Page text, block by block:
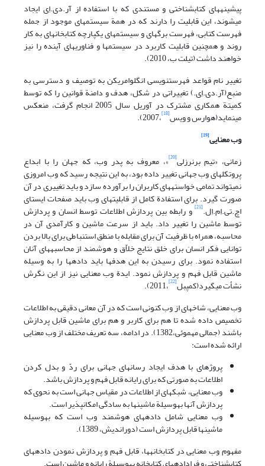
پیشینه‎های کتابشناختی و مستندی که با استفاده از آر.دی.اِی ایجاد
می‎شوند، این قابلیت را دارند که در همة سیستمهای موجود از جمله
فهرست کتابی، فهرست برگه‎ای و سیستمهای یکپارچه کتابخانه‎ای به کار
روند و همچنین قابلیت کاربرد در سیستمها و فناوریهای آینده را نیز
خواهند داشت (تیلت ب، 2010).
تغییر نام قواعد فهرست‎نویسی انگلوامریکن به توصیف و دسترسی به
منبع(آر.دی.اِی.) تغییراتی در شکل، هدف و دامنة قوانین را که توسط
کمیتة همکاری مشترک در آوریل سال 2005 انجام گرفت، منعکس
می‎نماید(هوارس و ویس [18]
،2007).
وب معنایی[19]
زمانی، «تیم برنرزلی[20] »، معروف به پدر وب، که جهان را با ابداع
پروتکلهای وب جهانی تغییر داده بود، به این نتیجه رسید که وب امروزی
نمی‎تواند تمامی خواسته‎های کاربران را برآورده سازد و باید تغییری در آن
صورت گیرد. برای استفادة کامل از قابلیتهای وب باید صفحات ایستای
اچ.تی.اِم.اِل.[21] و رابطه بین پردازش اطلاعات توسط انسان و پردازش
توسط ماشین را تغییر داد. باید از سرعت ماشین و کارآمدی آن در
محاسبه، همراه با ظرفیت آن برای مقابله با منطق استنباطی برای بالا بردن
توانایی فکر انسان برای خلق نتایج خلاّق و هوشمند از محاسبه‎های آنان
استفاده نمود. برای رسیدن به این هدفها باید داده‎ها را به وسیله
ماشین قابل فهم و پردازش نمود. ایدة وب معنایی نیز از این نگرش
نشأت می‎گیرد(کمپبل [22]
،2011).
وب معنایی، شاخه‎ای از وب کنونی است که در آن معانی دقیقی به اطلاعات
تخصیص داده شده تا هم برای کاربر و هم برای ماشین قابل پردازش
باشند (جمالی مهموئی،1382). در ادامه، سه تعریف مختلف از وب معنایی
ارائه شده است:
پروژه‎ای با هدف ایجاد رسانه‎ای جهانی برای ردّ و بدل کردن
اطلاعات به صورتی که برای رایانه قابل فهم و پردازش باشد.
وب معنایی، شبکه‎ای از اطلاعات در مقیاس جهانی است به نحوی که
پردازش آنها به‎وسیلة ماشینها به سادگی امکان‎‎پذیر است.
وب معنایی شامل داده‎های هوشمند وب است که به‎‎وسیله
ماشینها قابل پردازش است (دوراندیش، 1389).
مفهوم وب معنایی در کتابخانه‎ها‎، قابل فهم و پردازش نمودن داده‎های